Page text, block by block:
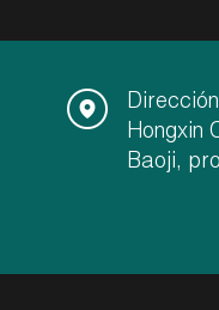
Hongxin
Baoji,